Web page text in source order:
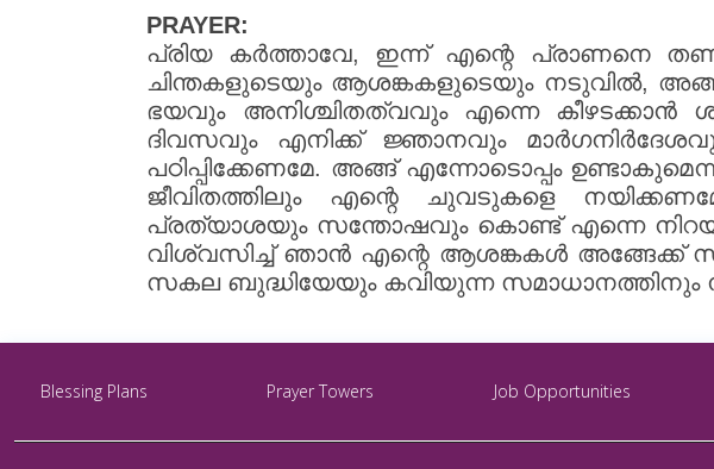
PRAYER:
പ്രിയ കർത്താവേ, ഇന്ന് എന്റെ പ്രാണനെ
ചിന്തകളുടെയും ആശങ്കകളുടെയും നടുവിൽ,
ഭയവും അനിശ്ചിതത്വവും എന്നെ
ദിവസവും എനിക്ക് ജ്ഞാനവും
പഠിപ്പിക്കേണമേ. അങ്ങ് എന്നോടൊപ്പം
ജീവിതത്തിലും എന്റെ ചുവടുകളെ
പ്രത്യാശയും സന്തോഷവും കൊണ്ട് എന്നെ
വിശ്വസിച്ച് ഞാൻ എന്റെ ആശങ്കകൾ അങ്ങേക്ക്
സകല ബുദ്ധിയേയും കവിയുന്ന സമാധാനത്തിനും
Blessing Plans Prayer Towers Job Opportunities